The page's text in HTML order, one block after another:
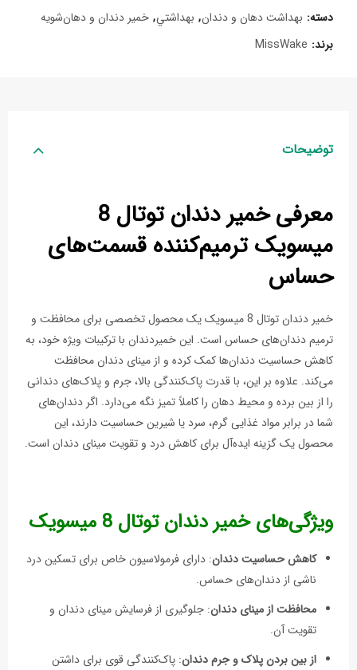
دسته: بهداشت دهان و دندان, بهداشتي, خمیر دندان و دهان‌شویه
برند: MissWake
توضیحات
معرفی خمیر دندان توتال 8
میسویک ترمیم‌کننده قسمت‌های
حساس
خمیر دندان توتال 8 میسویک یک محصول تخصصی برای محافظت و
ترمیم دندان‌های حساس است. این خمیردندان با ترکیبات ویژه خود، به
کاهش حساسیت دندان‌ها کمک کرده و از مینای دندان محافظت
می‌کند. علاوه بر این، با قدرت پاک‌کنندگی بالا، جرم و پلاک‌های دندانی
را از بین برده و محیط دهان را کاملاً تمیز نگه می‌دارد. اگر دندان‌های
شما در برابر مواد غذایی گرم، سرد یا شیرین حساسیت دارند، این
محصول یک گزینه ایده‌آل برای کاهش درد و تقویت مینای دندان است.
ویژگی‌های خمیر دندان توتال 8 میسویک
کاهش حساسیت دندان: دارای فرمولاسیون خاص برای تسکین درد
ناشی از دندان‌های حساس.
محافظت از مینای دندان: جلوگیری از فرسایش مینای دندان و
تقویت آن.
از بین بردن پلاک و جرم دندان: پاک‌کنندگی قوی برای داشتن